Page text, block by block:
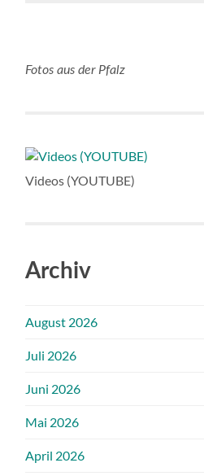
Fotos aus der Pfalz
Videos (YOUTUBE)
Archiv
August 2026
Juli 2026
Juni 2026
Mai 2026
April 2026